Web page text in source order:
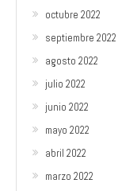
octubre 2022
septiembre 2022
agosto 2022
julio 2022
junio 2022
mayo 2022
abril 2022
marzo 2022